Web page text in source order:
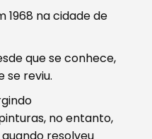
1968 na cidade de
que se conhece,
se reviu.
no entanto,
resolveu